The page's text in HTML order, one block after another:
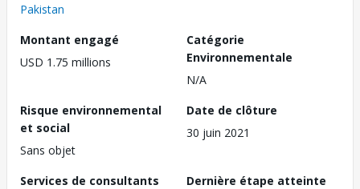
Pakistan
Montant engagé
USD 1.75 millions
Catégorie
Environnementale
N/A
Risque environnemental
et social
Sans objet
Date de clôture
30 juin 2021
Services de consultants
Dernière étape atteinte